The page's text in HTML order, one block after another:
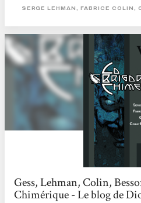
: des humains que la guerre des
SERGE LEHMAN, FABRICE COLIN,
Gess, Lehman, Colin,
Chimérique - Le blog de